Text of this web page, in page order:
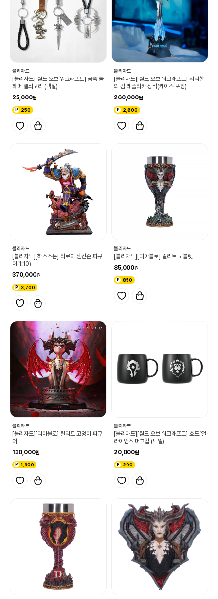
블리자드
[블리자드][월드 오브 워크래프트] 금속 둠
해머 열쇠고리 (택일)
25,000
250
블리자드
[블리자드][월드 오브 워크래프트] 서리한
의 검 레플리카 장식(케이스 포함)
260,000
2,600
블리자드
[블리자드][하스스톤] 리로이 젠킨슨 피규
어(1:10)
370,000
3,700
블리자드
[블리자드][디아블로] 릴리트 고블렛
85,000
850
블리자드
[블리자드][디아블로] 릴리트 고양이 피규
어
130,000
1,300
블리자드
[블리자드][월드 오브 워크래프트] 호드/얼
라이언스 머그컵 (택일)
20,000
200